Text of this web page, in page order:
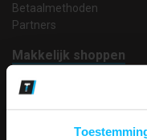
Betaalmethoden
Partners
Makkelijk shoppen
Bedruk- en
14 Dagen tijd om te
Betaalwijze